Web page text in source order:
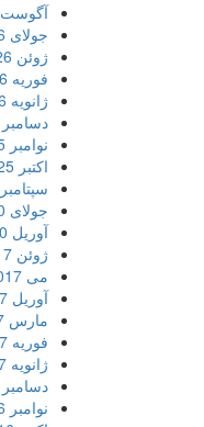
آگوست 2026
جولای 2026
ژوئن 2026
فوریه 2026
ژانویه 2026
دسامبر 2025
نوامبر 2025
اکتبر 2025
سپتامبر 2025
جولای 2020
آوریل 2020
ژوئن 2017
می 2017
آوریل 2017
مارس 2017
فوریه 2017
ژانویه 2017
دسامبر 2016
نوامبر 2016